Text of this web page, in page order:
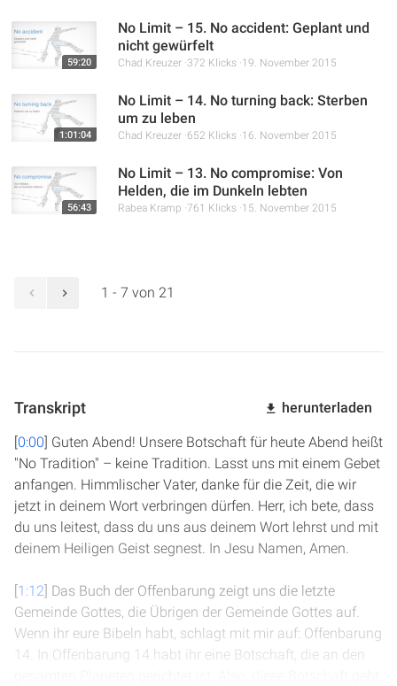
59:20
No Limit – 15. No accident: Geplant und
nicht gewürfelt
Chad Kreuzer 372 Klicks 19. November 2015
1:01:04
No Limit – 14. No turning back: Sterben
um zu leben
Chad Kreuzer 652 Klicks 16. November 2015
56:43
No Limit – 13. No compromise: Von
Helden, die im Dunkeln lebten
Rabea Kramp 761 Klicks 15. November 2015
1 - 7 von 21
Transkript herunterladen
[0:00] Guten Abend! Unsere Botschaft für heute Abend heißt
"No Tradition" – keine Tradition. Lasst uns mit einem Gebet
anfangen. Himmlischer Vater, danke für die Zeit, die wir
jetzt in deinem Wort verbringen dürfen. Herr, ich bete, dass
du uns leitest, dass du uns aus deinem Wort lehrst und mit
deinem Heiligen Geist segnest. In Jesu Namen, Amen.
[1:12] Das Buch der Offenbarung zeigt uns die letzte
Gemeinde Gottes, die Übrigen der Gemeinde Gottes auf.
Wenn ihr eure Bibeln habt, schlagt mit mir auf: Offenbarung
14. In Offenbarung 14 habt ihr eine Botschaft, die an den